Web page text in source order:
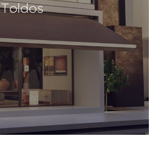
Toldos